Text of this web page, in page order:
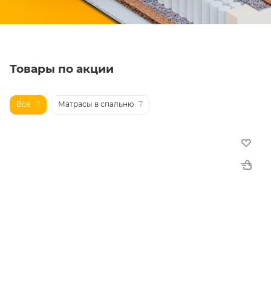
Товары по акции
Все 7 Матрасы в спальню 7